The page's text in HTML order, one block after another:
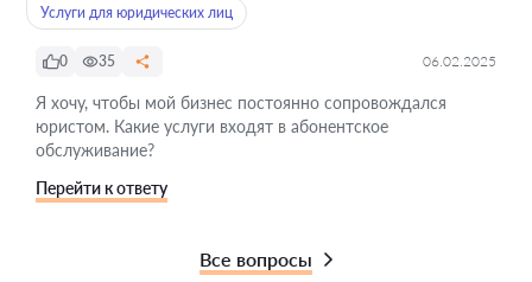
Услуги для юридических лиц
0 35 06.02.2025
Я хочу, чтобы мой бизнес постоянно сопровождался
юристом. Какие услуги входят в абонентское
обслуживание?
Перейти к ответу
Все вопросы